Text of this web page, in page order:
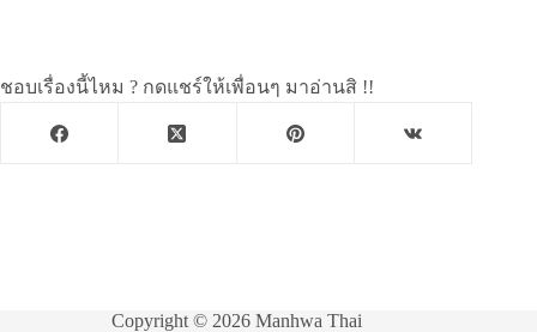
ชอบเรื่องนี้ไหม ? กดแชร์ให้เพื่อนๆ มาอ่านสิ !!
Copyright © 2026 Manhwa Thai